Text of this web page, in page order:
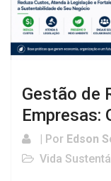
Gestão de
Empresas:
| Por Edson
Vida